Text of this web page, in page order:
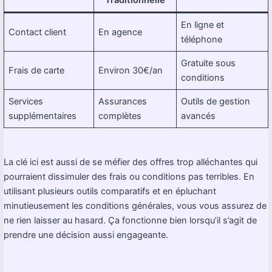
Contact client En agence
En ligne et
téléphone
Frais de carte Environ 30€/an
Gratuite sous
conditions
Services
supplémentaires
Assurances
complètes
Outils de gestion
avancés
La clé ici est aussi de se méfier des offres trop alléchantes qui
pourraient dissimuler des frais ou conditions pas terribles. En
utilisant plusieurs outils comparatifs et en épluchant
minutieusement les conditions générales, vous vous assurez de
ne rien laisser au hasard. Ça fonctionne bien lorsqu’il s’agit de
prendre une décision aussi engageante.